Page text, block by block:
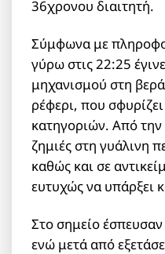
36χρονου διαιτητή.
Σύμφωνα με
γύρω στις 22:25
μηχανισμού στη
ρέφερι, που
κατηγοριών. Από
ζημιές στη γυάλινη
καθώς και σε
ευτυχώς να υπάρξει
Στο σημείο
ενώ μετά από